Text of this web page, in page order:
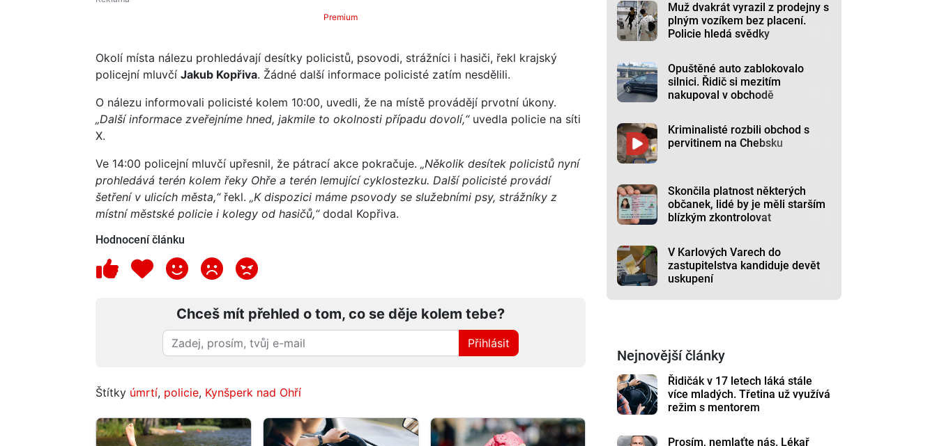
Premium
Okolí místa nálezu prohledávají desítky policistů, psovodi, strážníci i hasiči, řekl krajský
policejní mluvčí Jakub Kopřiva. Žádné další informace policisté zatím nesdělili.
O nálezu informovali policisté kolem 10:00, uvedli, že na místě provádějí prvotní úkony.
„Další informace zveřejníme hned, jakmile to okolnosti případu dovolí,“uvedla policie na síti
X.
Ve 14:00 policejní mluvčí upřesnil, že pátrací akce pokračuje. „Několik desítek policistů nyní
prohledává terén kolem řeky Ohře a terén lemující cyklostezku. Další policisté provádí
šetření v ulicích města,“řekl. „K dispozici máme psovody se služebními psy, strážníky z
místní městské policie i kolegy od hasičů,“dodal Kopřiva.
Hodnocení článku
Chceš mít přehled o tom, co se děje kolem tebe?
Přihlásit
Štítky úmrtí, policie, Kynšperk nad Ohří
Muž dvakrát vyrazil z prodejny s
plným vozíkem bez placení.
Policie hledá svědky
Opuštěné auto zablokovalo
silnici. Řidič si mezitím
nakupoval v obchodě
Kriminalisté rozbili obchod s
pervitinem na Chebsku
Skončila platnost některých
občanek, lidé by je měli starším
blízkým zkontrolovat
V Karlových Varech do
zastupitelstva kandiduje devět
uskupení
Nejnovější články
Řidičák v 17 letech láká stále
více mladých. Třetina už využívá
režim s mentorem
Prosím, nemlaťte nás. Lékař